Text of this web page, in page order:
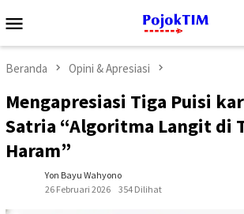
ke
Mobile
Beranda Opini & Apresiasi
Mengapresiasi Tiga Puisi
Satria “Algoritma Langit di
Haram”
Yon Bayu Wahyono
26 Februari 2026
354 Dilihat